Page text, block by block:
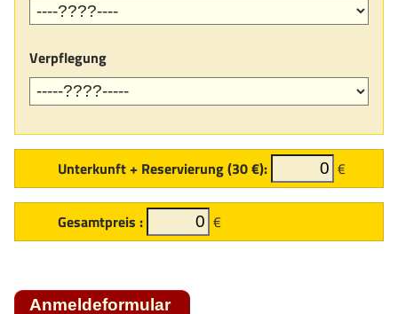
Verpflegung
Unterkunft + Reservierung (30 €): €
Gesamtpreis : €